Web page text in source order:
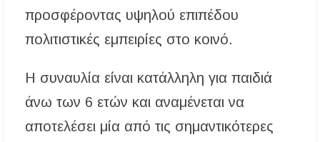
προσφέροντας υψηλού επιπέδου
πολιτιστικές εμπειρίες στο κοινό.
Η συναυλία είναι κατάλληλη για παιδιά
άνω των 6 ετών και αναμένεται να
αποτελέσει μία από τις σημαντικότερες